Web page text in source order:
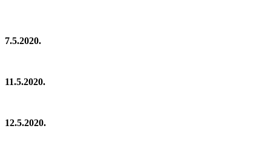
7.5.2020.
11.5.2020.
12.5.2020.